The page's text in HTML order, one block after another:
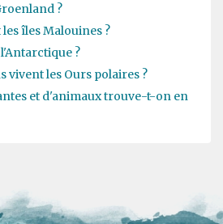
?
îles Malouines ?
?
vivent les Ours polaires ?
et d'animaux trouve-t-on en